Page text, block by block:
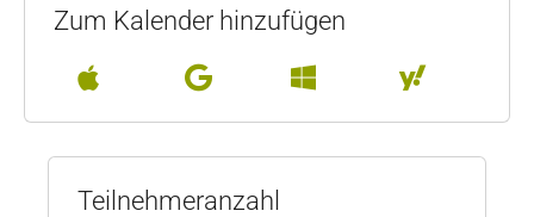
Zum Kalender hinzufügen
Teilnehmeranzahl